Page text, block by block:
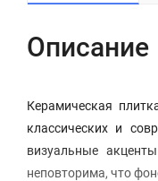
Описание
Керамическая
классических и
визуальные
неповторима, что